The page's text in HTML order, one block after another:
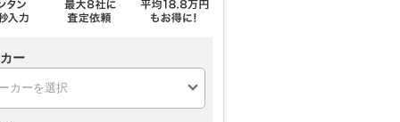
ー